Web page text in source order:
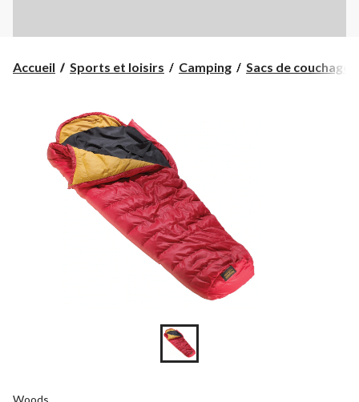
Accueil Sports et loisirs Camping Sacs de couchage